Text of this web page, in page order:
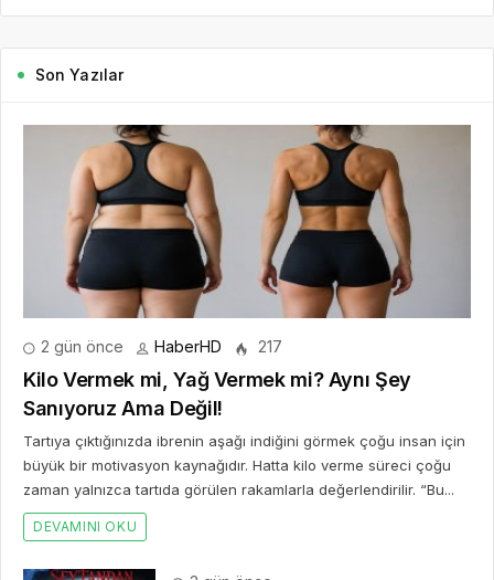
Son Yazılar
2 gün önce HaberHD 217
Kilo Vermek mi, Yağ Vermek mi? Aynı Şey
Sanıyoruz Ama Değil!
Tartıya çıktığınızda ibrenin aşağı indiğini görmek çoğu insan için
büyük bir motivasyon kaynağıdır. Hatta kilo verme süreci çoğu
zaman yalnızca tartıda görülen rakamlarla değerlendirilir. “Bu...
DEVAMINI OKU